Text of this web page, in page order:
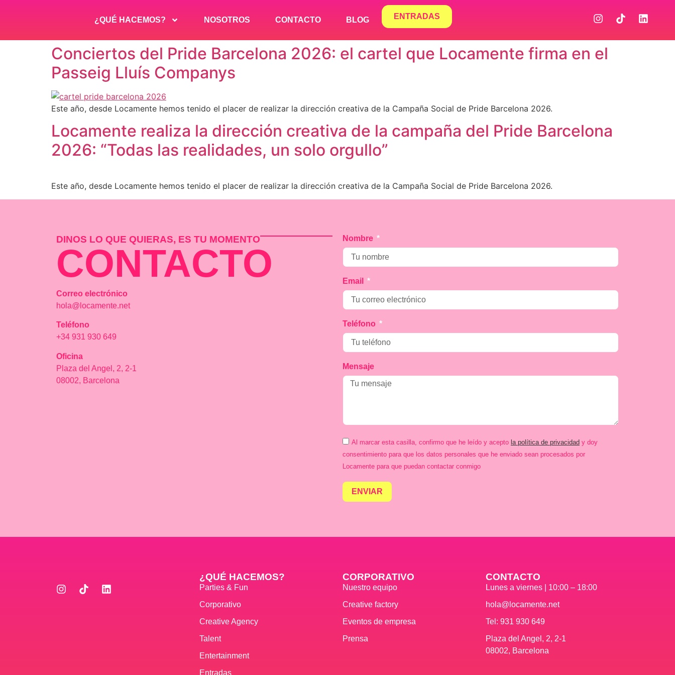
¿QUÉ HACEMOS? NOSOTROS CONTACTO BLOG ENTRADAS
Conciertos del Pride Barcelona 2026: el cartel que Locamente firma en el
Passeig Lluís Companys
Este año, desde Locamente hemos tenido el placer de realizar la dirección creativa de la Campaña Social de Pride Barcelona 2026.
Locamente realiza la dirección creativa de la campaña del Pride Barcelona
2026: “Todas las realidades, un solo orgullo”
Este año, desde Locamente hemos tenido el placer de realizar la dirección creativa de la Campaña Social de Pride Barcelona 2026.
DINOS LO QUE QUIERAS, ES TU MOMENTO
CONTACTO
Correo electrónico
hola@locamente.net
Teléfono
+34 931 930 649
Oficina
Plaza del Angel, 2, 2-1
08002, Barcelona
Nombre
Email
Teléfono
Mensaje
Al marcar esta casilla, confirmo que he leído y acepto la política de privacidad y doy
consentimiento para que los datos personales que he enviado sean procesados por
Locamente para que puedan contactar conmigo
ENVIAR
¿QUÉ HACEMOS?
Parties & Fun
Corporativo
Creative Agency
Talent
Entertainment
Entradas
CORPORATIVO
Nuestro equipo
Creative factory
Eventos de empresa
Prensa
CONTACTO
Lunes a viernes | 10:00 – 18:00
hola@locamente.net
Tel: 931 930 649
Plaza del Angel, 2, 2-1
08002, Barcelona